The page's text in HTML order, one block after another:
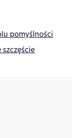
pomyślności